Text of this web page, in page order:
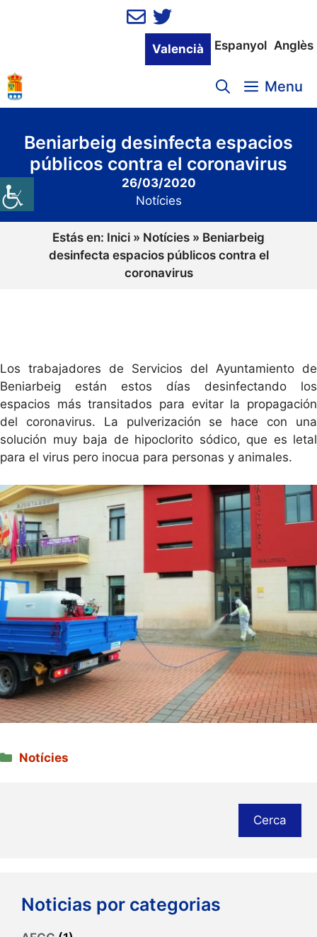
Valencià Espanyol Anglès
Menu
Beniarbeig desinfecta espacios
públicos contra el coronavirus
26/03/2020
Notícies
Estás en: Inici » Notícies » Beniarbeig
desinfecta espacios públicos contra el
coronavirus
Los trabajadores de Servicios del Ayuntamiento de
Beniarbeig están estos días desinfectando los
espacios más transitados para evitar la propagación
del coronavirus. La pulverización se hace con una
solución muy baja de hipoclorito sódico, que es letal
para el virus pero inocua para personas y animales.
Categories
Notícies
Cerca
Noticias por categorias